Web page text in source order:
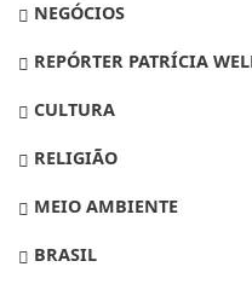
NEGÓCIOS
REPÓRTER PATRÍCIA
CULTURA
RELIGIÃO
MEIO AMBIENTE
BRASIL